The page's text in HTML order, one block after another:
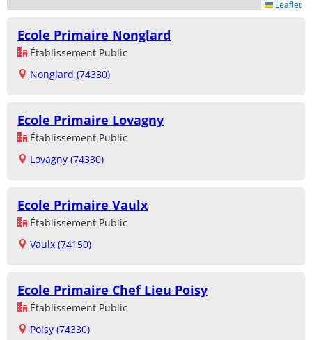
Leaflet
Ecole Primaire Nonglard
Établissement Public
Nonglard (74330)
Ecole Primaire Lovagny
Établissement Public
Lovagny (74330)
Ecole Primaire Vaulx
Établissement Public
Vaulx (74150)
Ecole Primaire Chef Lieu Poisy
Établissement Public
Poisy (74330)